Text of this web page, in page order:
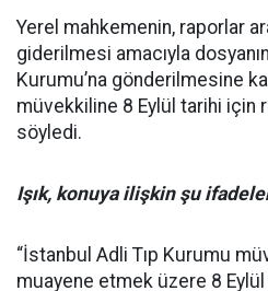
Yerel mahkemenin, raporlar
giderilmesi amacıyla
Kurumu’na gönderilmesine
müvekkiline 8 Eylül tarihi için
söyledi.
Işık, konuya ilişkin şu
“İstanbul Adli Tıp Kurumu
muayene etmek üzere 8